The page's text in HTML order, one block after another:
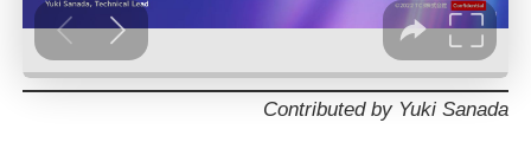
Contributed by Yuki Sanada